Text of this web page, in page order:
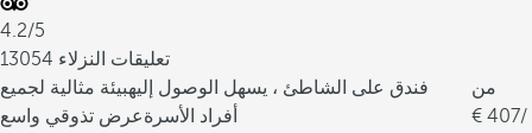
4.2/5
13054 تعليقات النزلاء
فندق على الشاطئ ، يسهل الوصول إليهبيئة مثالية لجميع
أفراد الأسرةعرض تذوقي واسع
من
407/